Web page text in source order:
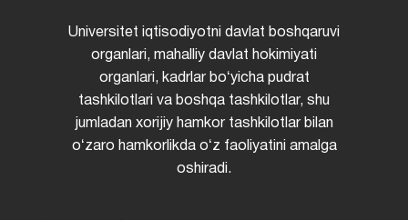
Universitet iqtisodiyotni davlat boshqaruvi
organlari, mahalliy davlat hokimiyati
organlari, kadrlar boʻyicha pudrat
tashkilotlari va boshqa tashkilotlar, shu
jumladan xorijiy hamkor tashkilotlar bilan
oʻzaro hamkorlikda oʻz faoliyatini amalga
oshiradi.